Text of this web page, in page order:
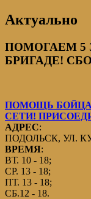
Актуально
ПОМОГАЕМ 5
БРИГАДЕ!
ПОМОЩЬ
СЕТИ!
АДРЕС:
ПОДОЛЬСК, УЛ.
ВРЕМЯ:
ВТ. 10 - 18;
СР. 13 - 18;
ПТ. 13 - 18;
СБ.12 - 18.